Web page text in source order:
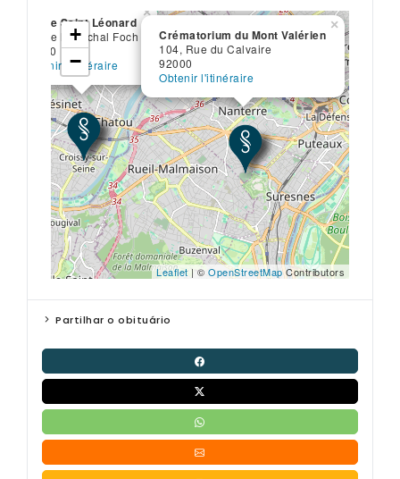
Église Saint Léonard
15 rue Maréchal Foch
78290
Obtenir l'itinéraire
×
Crématorium du Mont Valérien
104, Rue du Calvaire
92000
Obtenir l'itinéraire
×
+
−
Leaflet | © OpenStreetMapContributors
Partilhar o obituário